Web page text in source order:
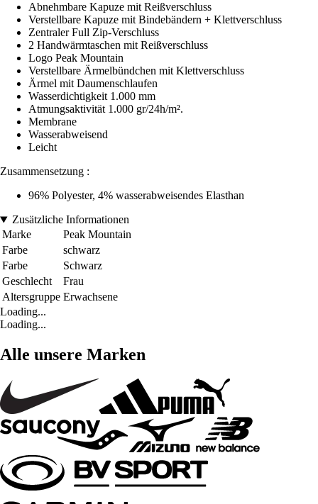
Abnehmbare Kapuze mit Reißverschluss
Verstellbare Kapuze mit Bindebändern + Klettverschluss
Zentraler Full Zip-Verschluss
2 Handwärmtaschen mit Reißverschluss
Logo Peak Mountain
Verstellbare Ärmelbündchen mit Klettverschluss
Ärmel mit Daumenschlaufen
Wasserdichtigkeit 1.000 mm
Atmungsaktivität 1.000 gr/24h/m².
Membrane
Wasserabweisend
Leicht
Zusammensetzung :
96% Polyester, 4% wasserabweisendes Elasthan
Zusätzliche Informationen
Marke
Peak Mountain
Farbe
schwarz
Farbe
Schwarz
Geschlecht
Frau
Altersgruppe Erwachsene
Loading...
Loading...
Alle unsere Marken